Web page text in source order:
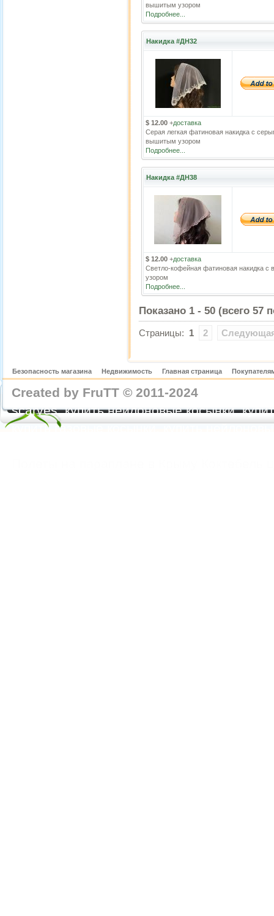
вышитым узором
Подробнее...
Накидка #ДН32
$ 12.00 +доставка
Серая легкая фатиновая накидка с
вышитым узором
Подробнее...
Накидка #ДН38
$ 12.00 +доставка
Светло-кофейная фатиновая накидка
узором
Подробнее...
Показано 1 - 50 (всего 57
Страницы: 1 2
Безопасность магазина Недвижимость Главная страница
Created by FruTT © 2011-2024
scarves, купить нейлоновые косынки,
купить газовые косынки, купить